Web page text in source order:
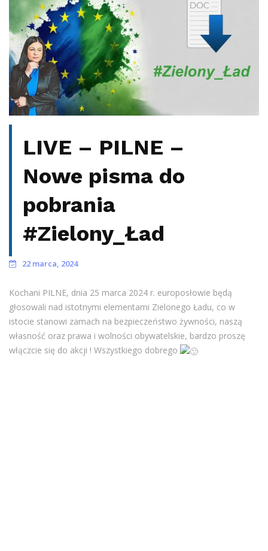
LIVE – PILNE –
Nowe pisma do
pobrania
#Zielony_Ład
22 marca, 2024
Kochani PILNE, dnia 25 marca 2024 r. europosłowie będą
głosowali nad istotnymi elementami Zielonego Ładu, co w
istocie stanowi zamach na bezpieczeństwo żywności, naszą
własność oraz prawa i wolności obywatelskie, bardzo proszę
włączcie się do akcji ! Wszystkiego dobrego